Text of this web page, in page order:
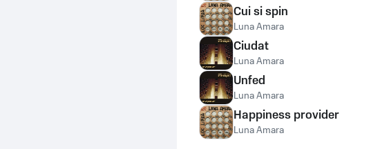
Cui si spin
Luna Amara
Ciudat
Luna Amara
Unfed
Luna Amara
Happiness provider
Luna Amara